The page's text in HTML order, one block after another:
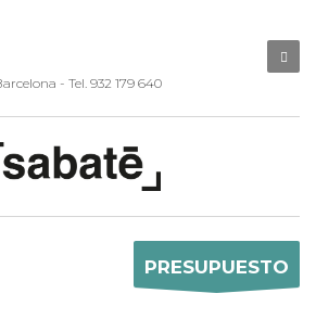
- Tel. 932 179 640
PRESUPUESTO